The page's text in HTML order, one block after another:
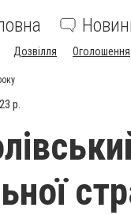
Дозвілля Оголошення
р.